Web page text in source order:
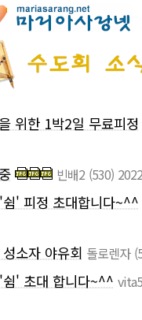
위한 1박2일 무료피정
빈배2 (530)
' 피정 초대합니다~^^
소자 야유회 돌로렌자
' 초대 합니다~^^